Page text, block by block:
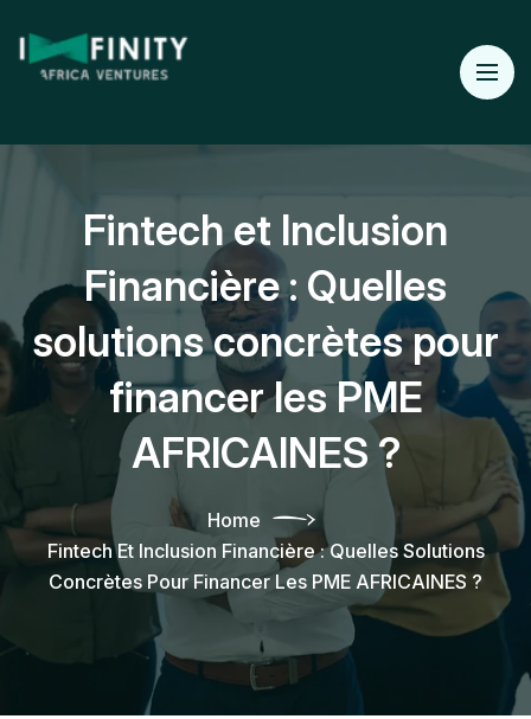
Fintech et Inclusion
Financière : Quelles
solutions concrètes pour
financer les PME
AFRICAINES ?
Home
Fintech Et Inclusion Financière : Quelles Solutions
Concrètes Pour Financer Les PME AFRICAINES ?